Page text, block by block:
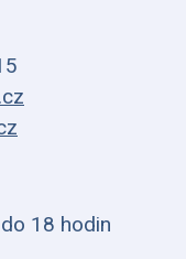
18 hodin